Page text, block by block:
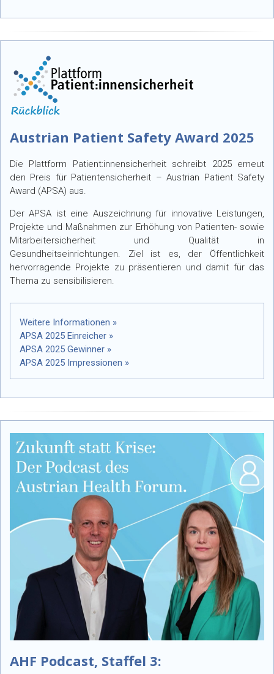
Austrian Patient Safety Award 2025
Die Plattform Patient:innensicherheit schreibt 2025 erneut
den Preis für Patientensicherheit – Austrian Patient Safety
Award (APSA) aus.
Der APSA ist eine Auszeichnung für innovative Leistungen,
Projekte und Maßnahmen zur Erhöhung von Patienten- sowie
Mitarbeitersicherheit und Qualität in
Gesundheitseinrichtungen. Ziel ist es, der Öffentlichkeit
hervorragende Projekte zu präsentieren und damit für das
Thema zu sensibilisieren.
Weitere Informationen »
APSA 2025 Einreicher »
APSA 2025 Gewinner »
APSA 2025 Impressionen »
AHF Podcast, Staffel 3: